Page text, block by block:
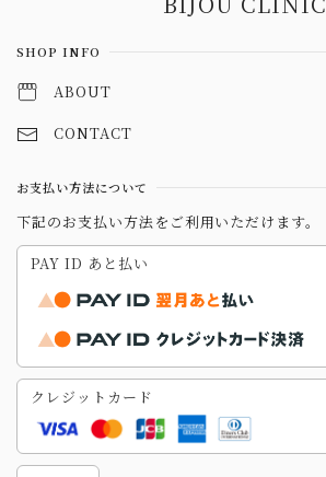
SHOP INFO
ABOUT
CONTACT
お支払い方法について
下記のお支払い方法をご利用いただけます。
PAY ID あと払い
クレジットカード